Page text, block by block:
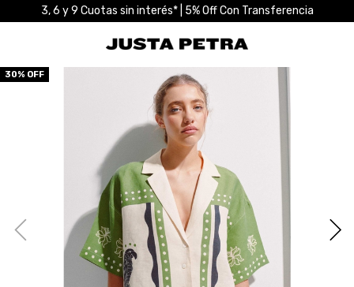
3, 6 y 9 Cuotas sin interés* | 5% Off Con Transferencia
30% OFF